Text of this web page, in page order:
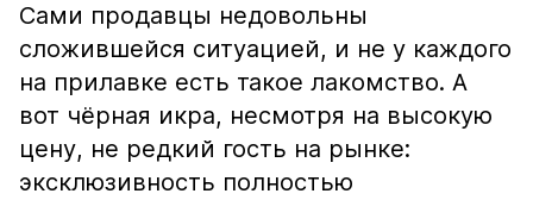
Сами продавцы недовольны
сложившейся ситуацией, и не у каждого
на прилавке есть такое лакомство. А
вот чёрная икра, несмотря на высокую
цену, не редкий гость на рынке:
эксклюзивность полностью